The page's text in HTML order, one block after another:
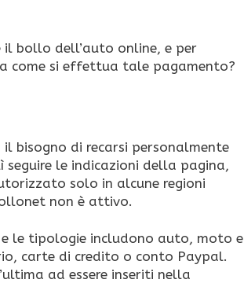
il bollo dell’auto online, e per
come si effettua tale pagamento?
bisogno di recarsi personalmente
seguire le indicazioni della pagina,
solo in alcune regioni
non è attivo.
le tipologie includono auto, moto e
carte di credito o conto Paypal.
ad essere inseriti nella